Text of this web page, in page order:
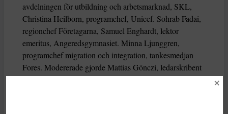
avdelningen för utbildning och arbetsmarknad, SKL,
Christina Heilborn, programchef, Unicef. Sohrab Fadai,
regionchef Företagarna, Samuel Enghardt, lektor
emeritus, Angeredsgymnasiet. Minna Ljunggren,
programchef migration och integration, tankesmedjan
Fores. Modererade gjorde Mattias Gönczi, ledarskribent
på Syre. Arrangör: Syre